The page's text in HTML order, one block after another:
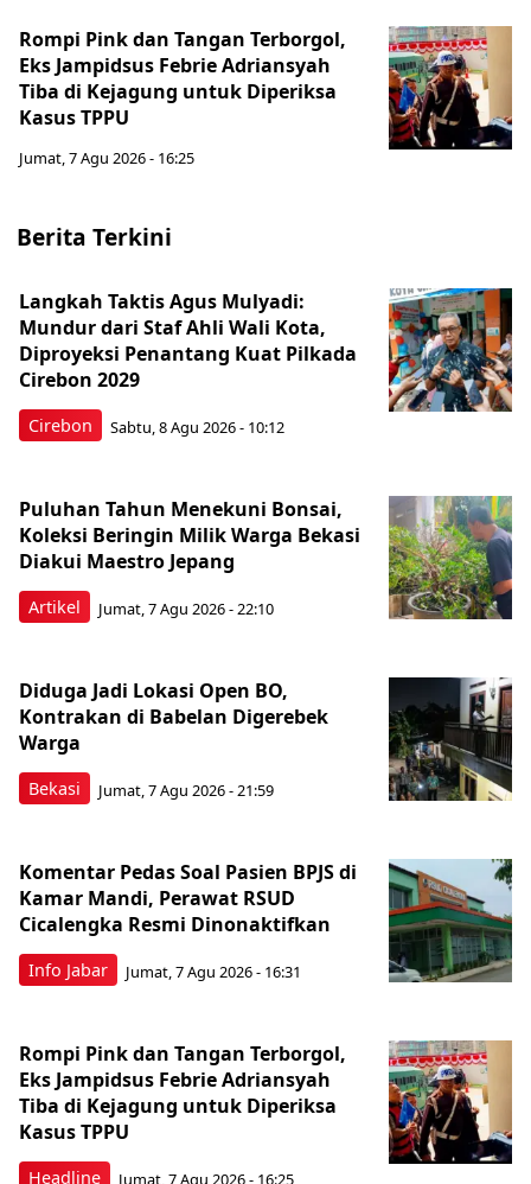
Rompi Pink dan Tangan Terborgol,
Eks Jampidsus Febrie Adriansyah
Tiba di Kejagung untuk Diperiksa
Kasus TPPU
Jumat, 7 Agu 2026 - 16:25
Berita Terkini
Cirebon
Langkah Taktis Agus Mulyadi:
Mundur dari Staf Ahli Wali Kota,
Diproyeksi Penantang Kuat Pilkada
Cirebon 2029
Sabtu, 8 Agu 2026 - 10:12
Artikel
Puluhan Tahun Menekuni Bonsai,
Koleksi Beringin Milik Warga Bekasi
Diakui Maestro Jepang
Jumat, 7 Agu 2026 - 22:10
Bekasi
Diduga Jadi Lokasi Open BO,
Kontrakan di Babelan Digerebek
Warga
Jumat, 7 Agu 2026 - 21:59
Info Jabar
Komentar Pedas Soal Pasien BPJS di
Kamar Mandi, Perawat RSUD
Cicalengka Resmi Dinonaktifkan
Jumat, 7 Agu 2026 - 16:31
Headline
Rompi Pink dan Tangan Terborgol,
Eks Jampidsus Febrie Adriansyah
Tiba di Kejagung untuk Diperiksa
Kasus TPPU
Jumat, 7 Agu 2026 - 16:25